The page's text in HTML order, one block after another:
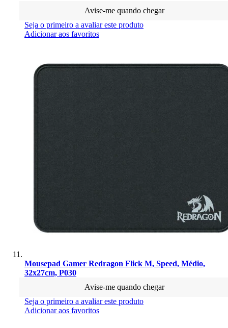
Avise-me quando chegar
Seja o primeiro a avaliar este produto
Adicionar aos favoritos
Mousepad Gamer Redragon Flick M, Speed, Médio,
32x27cm, P030
Avise-me quando chegar
Seja o primeiro a avaliar este produto
Adicionar aos favoritos